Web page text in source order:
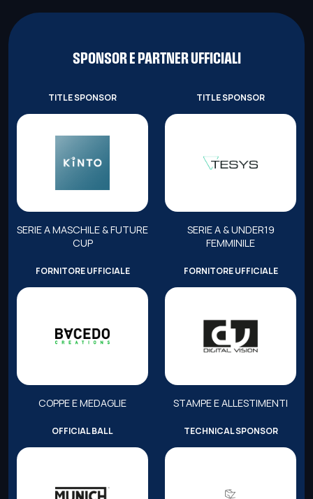
SPONSOR E PARTNER UFFICIALI
TITLE SPONSOR
SERIE A MASCHILE & FUTURE
CUP
TITLE SPONSOR
SERIE A & UNDER19
FEMMINILE
FORNITORE UFFICIALE
COPPE E MEDAGLIE
FORNITORE UFFICIALE
STAMPE E ALLESTIMENTI
OFFICIAL BALL TECHNICAL SPONSOR